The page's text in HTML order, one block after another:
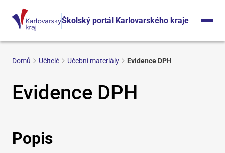
Školský portál Karlovarského kraje
Domů Učitelé Učební materiály Evidence DPH
Evidence DPH
Popis